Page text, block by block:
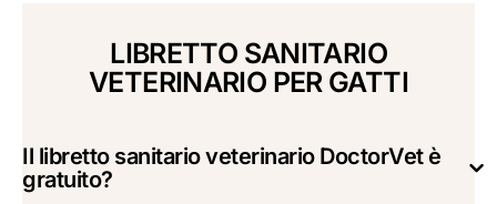
LIBRETTO SANITARIO
VETERINARIO PER GATTI
Il libretto sanitario veterinario DoctorVet è
gratuito?